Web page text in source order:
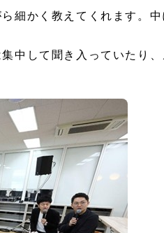
細かく教えてくれます。
中して聞き入っていたり